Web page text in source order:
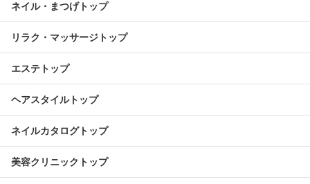
ネイル・まつげトップ
リラク・マッサージトップ
エステトップ
ヘアスタイルトップ
ネイルカタログトップ
美容クリニックトップ